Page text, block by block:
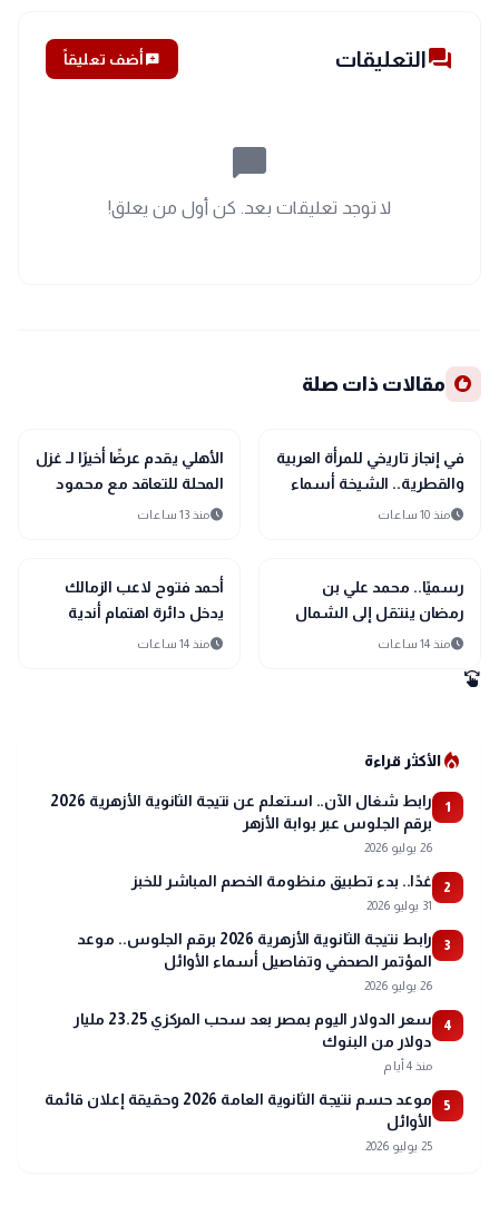
forumالتعليقات add_commentأضف تعليقاً
chat_bubble_outline
لا توجد تعليقات بعد. كن أول من يعلق!
recommend مقالات ذات صلة
sports_soccer
رياضة
في إنجاز تاريخي للمرأة العربية
والقطرية.. الشيخة أسماء
scheduleمنذ 10 ساعات
sports_soccer
رياضة
الأهلي يقدم عرضًا أخيرًا لـ غزل
المحلة للتعاقد مع محمود
صلاح
scheduleمنذ 13 ساعات
sports_soccer
رياضة
رسميًا.. محمد علي بن
رمضان ينتقل إلى الشمال
القطري
scheduleمنذ 14 ساعات
sports_soccer
رياضة
أحمد فتوح لاعب الزمالك
يدخل دائرة اهتمام أندية
الدوري السعودي
scheduleمنذ 14 ساعات
swipe
local_fire_departmentالأكثر قراءة
1
رابط شغال الآن.. استعلم عن نتيجة الثانوية الأزهرية 2026
برقم الجلوس عبر بوابة الأزهر
26 يوليو 2026
2 غدًا.. بدء تطبيق منظومة الخصم المباشر للخبز
31 يوليو 2026
3
رابط نتيجة الثانوية الأزهرية 2026 برقم الجلوس.. موعد
المؤتمر الصحفي وتفاصيل أسماء الأوائل
26 يوليو 2026
4
سعر الدولار اليوم بمصر بعد سحب المركزي 23.25 مليار
دولار من البنوك
منذ 4 أيام
5
موعد حسم نتيجة الثانوية العامة 2026 وحقيقة إعلان قائمة
الأوائل
25 يوليو 2026